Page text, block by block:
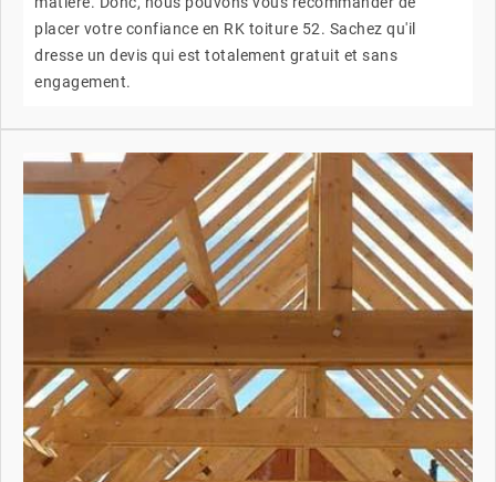
placer votre confiance en RK toiture 52. Sachez qu'il
dresse un devis qui est totalement gratuit et sans
engagement.